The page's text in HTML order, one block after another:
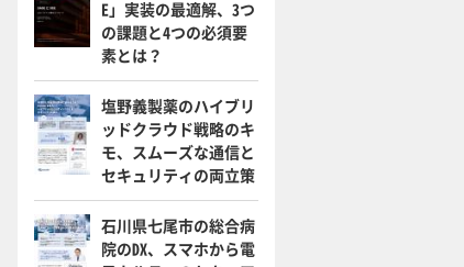
E」実装の最適解、3つ
の課題と4つの必須要
素とは？
塩野義製薬のハイブリ
ッドクラウド戦略のキ
モ、スムーズな通信と
セキュリティの両立策
石川県七尾市の総合病
院のDX、スマホから電